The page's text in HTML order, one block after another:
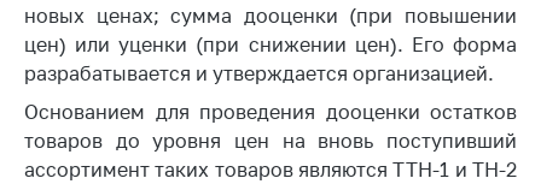
Выставочная
деятельность в
Республике
Защита
персональных
новых ценах; сумма дооценки (при повышении
цен) или уценки (при снижении цен). Его форма
разрабатывается и утверждается организацией.
Основанием для проведения дооценки остатков
товаров до уровня цен на вновь поступивший
ассортимент таких товаров являются ТТН-1 и ТН-2